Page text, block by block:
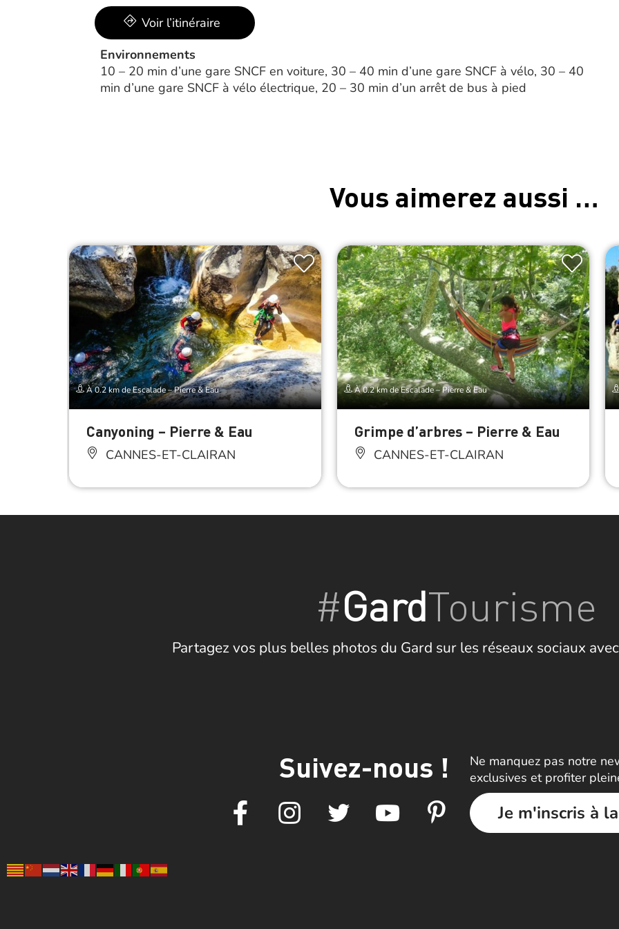
Voir l’itinéraire
Environnements
10 – 20 min d’une gare SNCF en voiture, 30 – 40 min d’une gare SNCF à vélo, 30 – 40
min d’une gare SNCF à vélo électrique, 20 – 30 min d’un arrêt de bus à pied
Vous aimerez aussi …
À 0.2 km de Escalade – Pierre & Eau
Canyoning – Pierre & Eau
CANNES-ET-CLAIRAN
À 0.2 km de Escalade – Pierre & Eau
Grimpe d’arbres – Pierre & Eau
CANNES-ET-CLAIRAN
#GardTourisme
Partagez vos plus belles photos du Gard sur les réseaux sociaux
Suivez-nous !
Ne manquez pas notre
exclusives et profiter
Je m'inscris à